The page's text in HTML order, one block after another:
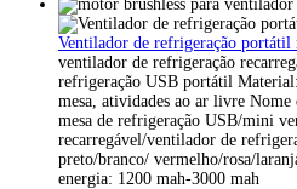
Ventilador de refrigeração portátil
ventilador de refrigeração
refrigeração USB portátil
mesa, atividades ao ar livre
mesa de refrigeração USB/mini
recarregável/ventilador de
preto/branco/ vermelho/rosa/
energia: 1200 mah-3000 mah